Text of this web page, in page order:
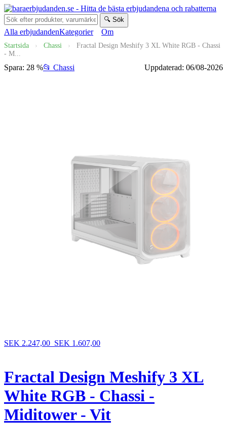
🔍 Sök
Alla erbjudandenKategorier Om
Startsida › Chassi ›
Fractal Design Meshify 3 XL White RGB - Chassi
- M...
Spara: 28 %📂 Chassi Uppdaterad: 06/08-2026
SEK 2.247,00 SEK 1.607,00
Fractal Design Meshify 3 XL
White RGB - Chassi -
Miditower - Vit